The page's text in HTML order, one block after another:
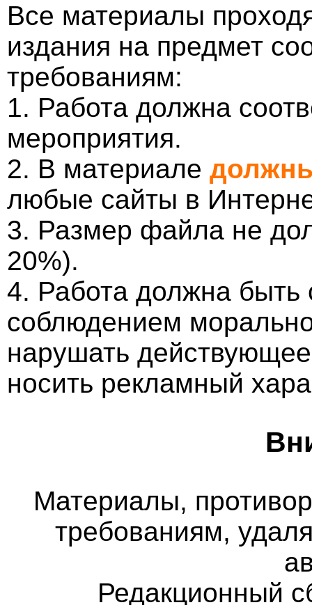
Все материалы
издания на предмет
требованиям:
1. Работа должна
мероприятия.
2. В материале
любые сайты в
3. Размер файла не
20%).
4. Работа должна
соблюдением
нарушать
носить рекламный
Материалы,
требованиям,
Редакционный